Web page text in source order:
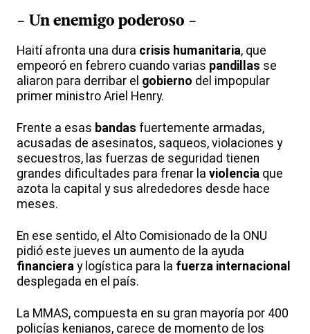
- Un enemigo poderoso -
Haití afronta una dura crisis humanitaria, que
empeoró en febrero cuando varias pandillas se
aliaron para derribar el gobierno del impopular
primer ministro Ariel Henry.
Frente a esas bandas fuertemente armadas,
acusadas de asesinatos, saqueos, violaciones y
secuestros, las fuerzas de seguridad tienen
grandes dificultades para frenar la violencia que
azota la capital y sus alrededores desde hace
meses.
En ese sentido, el Alto Comisionado de la ONU
pidió este jueves un aumento de la ayuda
financiera y logística para la fuerza internacional
desplegada en el país.
La MMAS, compuesta en su gran mayoría por 400
policías kenianos, carece de momento de los